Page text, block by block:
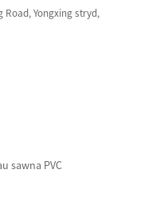
Road, Yongxing stryd,
sawna PVC